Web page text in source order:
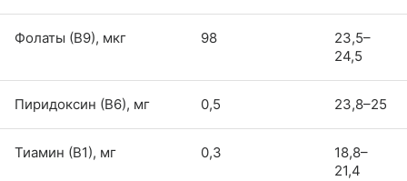
Фолаты (В9), мкг 98
23,5–
24,5
Пиридоксин (В6), мг 0,5 23,8–25
Тиамин (В1), мг 0,3
18,8–
21,4